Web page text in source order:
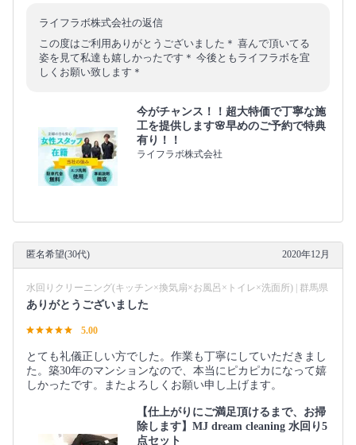
ライフラボ株式会社の返信
この度はご利用ありがとうございました＊ 喜んで頂いてる
姿を見て私達も嬉しかったです＊ 今後ともライフラボを宜
しくお願い致します＊
今がチャンス！！超大特価で丁寧な施
工を提供します🌸早めのご予約で特典
有り！！
ライフラボ株式会社
匿名希望(30代) 2020年12月
水回りクリーニング(キッチン×換気扇×お風呂×トイレ×洗面所) | 群馬県
ありがとうございました
5.00
とても礼儀正しい方でした。作業も丁寧にしていただきまし
た。築30年のマンションなので、本当にピカピカになって嬉
しかったです。またよろしくお願い申し上げます。
【仕上がりにご満足頂けるまで、お掃
除します】MJ dream cleaning 水回り5
点セット